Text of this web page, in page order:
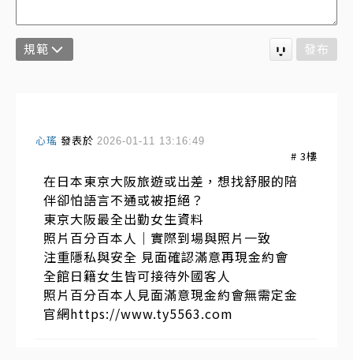
規範 發布
心瑤 發表於 2026-01-11 13:16:49
# 3樓
在日本東京大阪旅遊或出差，想找舒服的陪
伴卻怕語言不通或被拒絕？
東京大阪最全出勤女生資料
照片百分百本人｜實際到場與照片一致
注重隱私與安全 見面確認滿意再現金約會
全館日籍女生皆可接待外國客人
照片百分百本人見面滿意現金約會無需定金
官網https://www.ty5563.com